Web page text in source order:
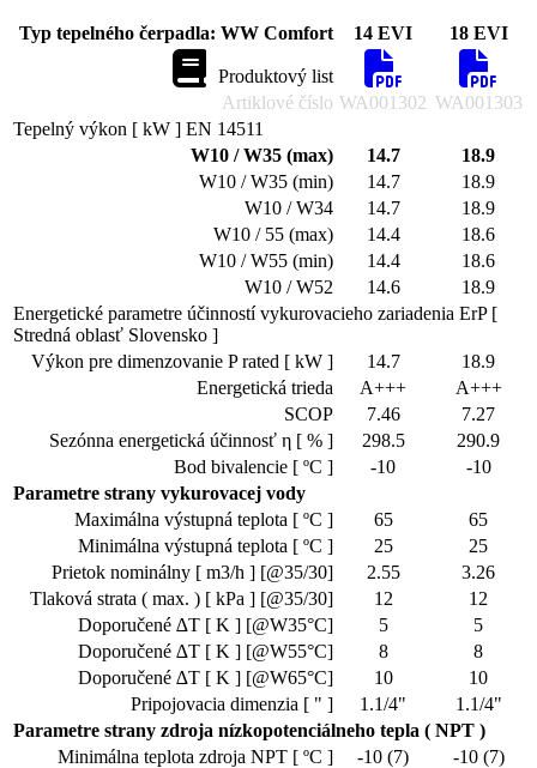
Typ tepelného čerpadla: WW Comfort 14 EVI 18 EVI
Produktový list
Artiklové číslo WA001302 WA001303
Tepelný výkon [ kW ] EN 14511
W10 / W35 (max)
14.7
18.9
W10 / W35 (min)
14.7
18.9
W10 / W34
14.7
18.9
W10 / 55 (max)
14.4
18.6
W10 / W55 (min)
14.4
18.6
W10 / W52
14.6
18.9
Energetické parametre účinností vykurovacieho zariadenia ErP [
Stredná oblasť Slovensko ]
Výkon pre dimenzovanie P rated [ kW ]
14.7
18.9
Energetická trieda
A+++
A+++
SCOP
7.46
7.27
Sezónna energetická účinnosť η [ % ]
298.5
290.9
Bod bivalencie [ ºC ]
-10
-10
Parametre strany vykurovacej vody
Maximálna výstupná teplota [ ºC ]
65
65
Minimálna výstupná teplota [ ºC ]
25
25
Prietok nominálny [ m3/h ] [@35/30]
2.55
3.26
Tlaková strata ( max. ) [ kPa ] [@35/30]
12
12
Doporučené ∆T [ K ] [@W35°C]
5
5
Doporučené ∆T [ K ] [@W55°C]
8
8
Doporučené ∆T [ K ] [@W65°C]
10
10
Pripojovacia dimenzia [ " ]
1.1/4"
1.1/4"
Parametre strany zdroja nízkopotenciálneho tepla ( NPT )
Minimálna teplota zdroja NPT [ ºC ]
-10 (7)
-10 (7)